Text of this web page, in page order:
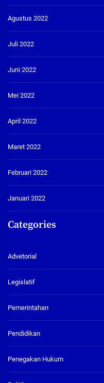
Agustus 2022
Juli 2022
Juni 2022
Mei 2022
April 2022
Maret 2022
Februari 2022
Januari 2022
Categories
Advetorial
Legislatif
Pemerintahan
Pendidikan
Penegakan Hukum